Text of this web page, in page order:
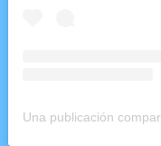
Una publicación